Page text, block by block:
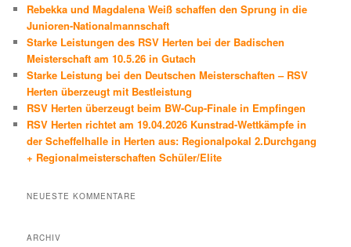
n
Rebekka und Magdalena Weiß schaffen den Sprung in die
Junioren-Nationalmannschaft
Starke Leistungen des RSV Herten bei der Badischen
Meisterschaft am 10.5.26 in Gutach
Starke Leistung bei den Deutschen Meisterschaften – RSV
Herten überzeugt mit Bestleistung
RSV Herten überzeugt beim BW-Cup-Finale in Empfingen
RSV Herten richtet am 19.04.2026 Kunstrad-Wettkämpfe in
der Scheffelhalle in Herten aus: Regionalpokal 2.Durchgang
+ Regionalmeisterschaften Schüler/Elite
NEUESTE KOMMENTARE
ARCHIV